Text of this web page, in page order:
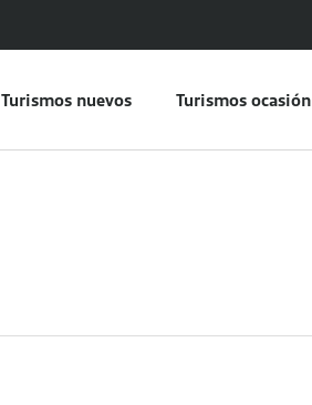
Turismos nuevos Turismos ocasión